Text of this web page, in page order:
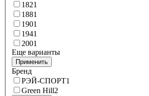
1821
1881
1901
1941
2001
Еще варианты
Применить
Бренд
РЭЙ-СПОРТ1
Green Hill2